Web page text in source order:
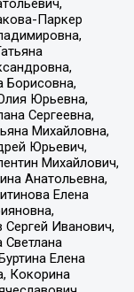
Паркер
Борисовна,
Юрьевна,
Сергеевна,
Михайловна,
Юрьевич,
Михайлович,
Анатольевна,
Елена
Иванович,
Светлана
Елена
Кокорина